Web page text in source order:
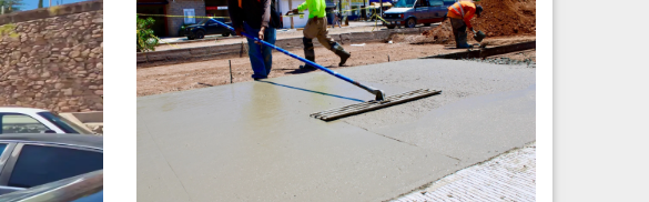
Avanza 45 % obra de reparación del socavón